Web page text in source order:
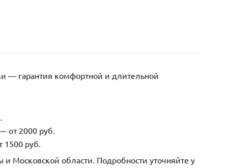
— гарантия комфортной и длительной
от 2000 руб.
1500 руб.
и Московской области. Подробности уточняйте у